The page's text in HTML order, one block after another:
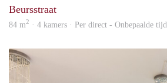
Beursstraat
84 m2 · 4 kamers · Per direct - Onbepaalde tijd